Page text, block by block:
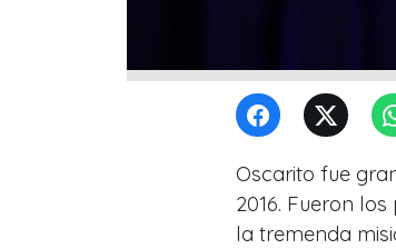
Oscarito fue
2016. Fueron
la tremenda